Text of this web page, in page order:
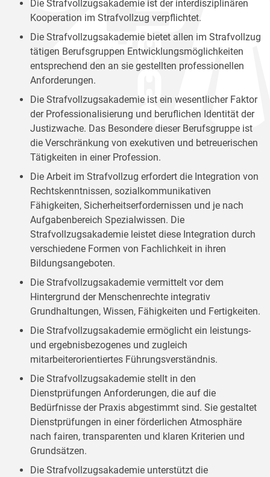
Die Strafvollzugsakademie ist der interdisziplinären
Kooperation im Strafvollzug verpflichtet.
Die Strafvollzugsakademie bietet allen im Strafvollzug
tätigen Berufsgruppen Entwicklungsmöglichkeiten
entsprechend den an sie gestellten professionellen
Anforderungen.
Die Strafvollzugsakademie ist ein wesentlicher Faktor
der Professionalisierung und beruflichen Identität der
Justizwache. Das Besondere dieser Berufsgruppe ist
die Verschränkung von exekutiven und betreuerischen
Tätigkeiten in einer Profession.
Die Arbeit im Strafvollzug erfordert die Integration von
Rechtskenntnissen, sozialkommunikativen
Fähigkeiten, Sicherheitserfordernissen und je nach
Aufgabenbereich Spezialwissen. Die
Strafvollzugsakademie leistet diese Integration durch
verschiedene Formen von Fachlichkeit in ihren
Bildungsangeboten.
Die Strafvollzugsakademie vermittelt vor dem
Hintergrund der Menschenrechte integrativ
Grundhaltungen, Wissen, Fähigkeiten und Fertigkeiten.
Die Strafvollzugsakademie ermöglicht ein leistungs-
und ergebnisbezogenes und zugleich
mitarbeiterorientiertes Führungsverständnis.
Die Strafvollzugsakademie stellt in den
Dienstprüfungen Anforderungen, die auf die
Bedürfnisse der Praxis abgestimmt sind. Sie gestaltet
Dienstprüfungen in einer förderlichen Atmosphäre
nach fairen, transparenten und klaren Kriterien und
Grundsätzen.
Die Strafvollzugsakademie unterstützt die